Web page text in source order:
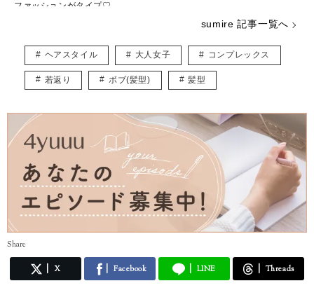
ファッションがタイプ♡
普段はWEBライター兼パーソナルスタイリストとして活動中。
取り入れたコーデ術を日々研究・発信しています。
★インスタ
https://www.instagram.com/_sumirey__/
★ブログ
sumire 記事一覧へ
ヘアスタイル 大人女子 コンプレックス
若返り ボブ(髪型) 髪型
Share
X Facebook LINE Threads